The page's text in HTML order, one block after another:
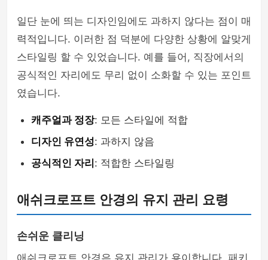
일단 눈에 띄는 디자인임에도 과하지 않다는 점이 매
력적입니다. 이러한 점 덕분에 다양한 상황에 알맞게
스타일링 할 수 있었습니다. 예를 들어, 직장에서의
공식적인 자리에도 무리 없이 소화할 수 있는 포인트
였습니다.
캐주얼과 정장: 모든 스타일에 적합
디자인 유연성: 과하지 않음
공식적인 자리 : 적합한 스타일링
애쉬크로프트 안경의 유지 관리 요령
손쉬운 클리닝
애쉬크로프트 안경은 유지 관리가 용이합니다. 패키